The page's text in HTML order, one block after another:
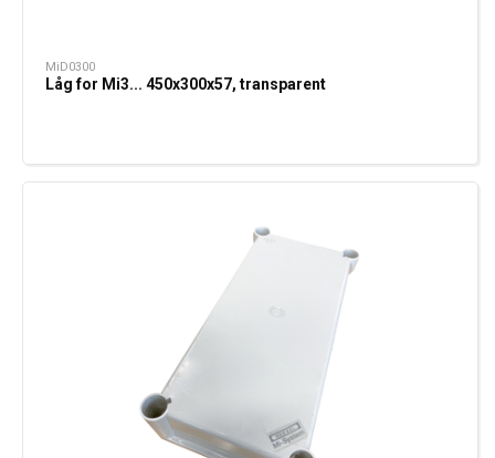
MiD0300
Låg for Mi3... 450x300x57, transparent